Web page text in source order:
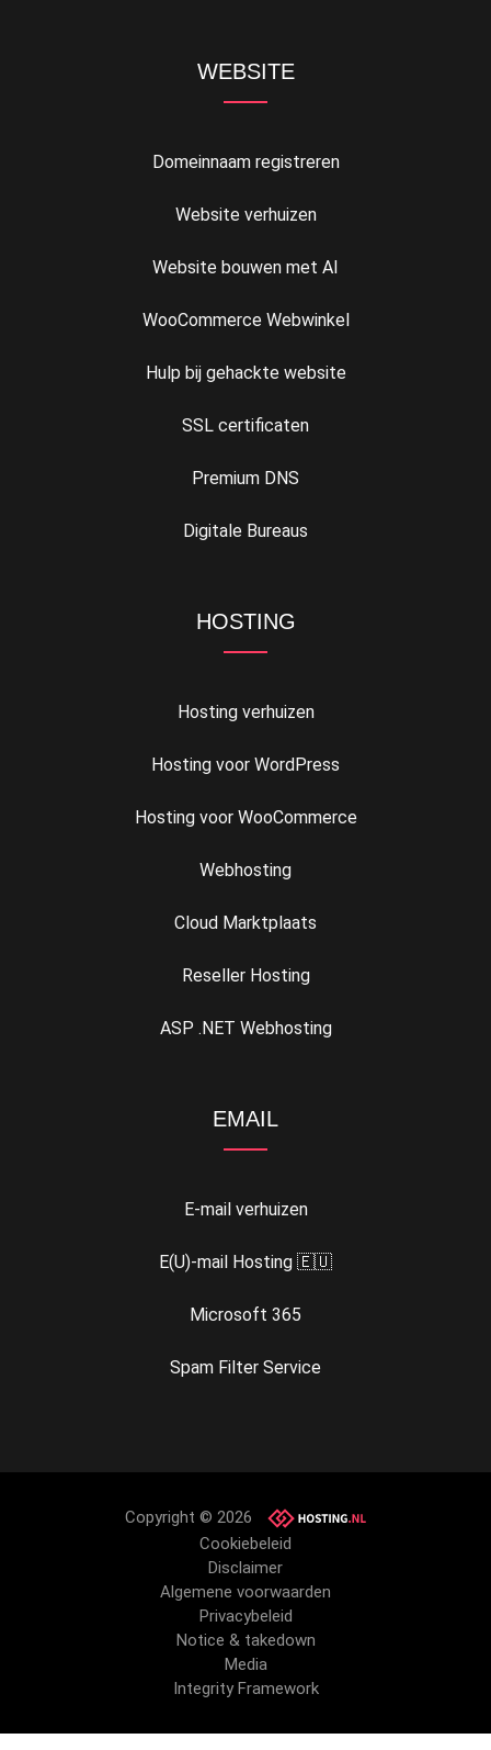
WEBSITE
Domeinnaam registreren
Website verhuizen
Website bouwen met AI
WooCommerce Webwinkel
Hulp bij gehackte website
SSL certificaten
Premium DNS
Digitale Bureaus
HOSTING
Hosting verhuizen
Hosting voor WordPress
Hosting voor WooCommerce
Webhosting
Cloud Marktplaats
Reseller Hosting
ASP .NET Webhosting
EMAIL
E-mail verhuizen
E(U)-mail Hosting 🇪🇺
Microsoft 365
Spam Filter Service
Copyright © 2026
Cookiebeleid
Disclaimer
Algemene voorwaarden
Privacybeleid
Notice & takedown
Media
Integrity Framework